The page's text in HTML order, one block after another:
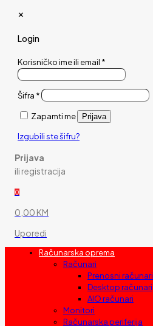
✕
Login
Korisničko ime ili email *
Šifra *
Zapamti me Prijava
Izgubili ste šifru?
Prijava
ili registracija
0
0,00 KM
Uporedi
Računarska oprema
Računari
Prenosni računari
Desktop računari
AIO računari
Monitori
Računarska periferija